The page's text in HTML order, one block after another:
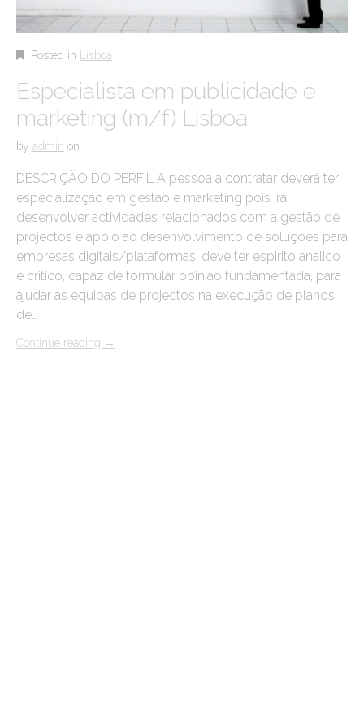
Posted in Lisboa
Especialista em publicidade e
marketing (m/f) Lisboa
by admin on
DESCRIÇÃO DO PERFIL A pessoa a contratar deverá ter
especialização em gestão e marketing pois irá
desenvolver actividades relacionados com a gestão de
projectos e apoio ao desenvolvimento de soluções para
empresas digitais/plataformas. deve ter espirito analico
e critico, capaz de formular opinião fundamentada, para
ajudar as equipas de projectos na execução de planos
de…
Continue reading →